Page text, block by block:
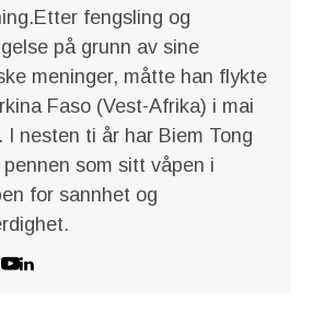
fengsling og
på grunn av sine
meninger, måtte han flykte
Faso (Vest-Afrika) i mai
I nesten ti år har Biem Tong
pennen som sitt våpen i
for sannhet og